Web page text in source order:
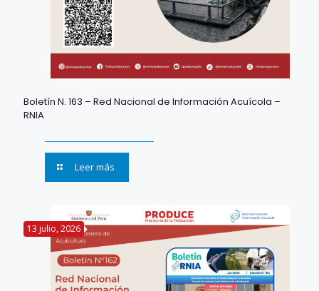
Boletín N. 163 – Red Nacional de Información Acuícola –
RNIA
Leer más
13 julio, 2026